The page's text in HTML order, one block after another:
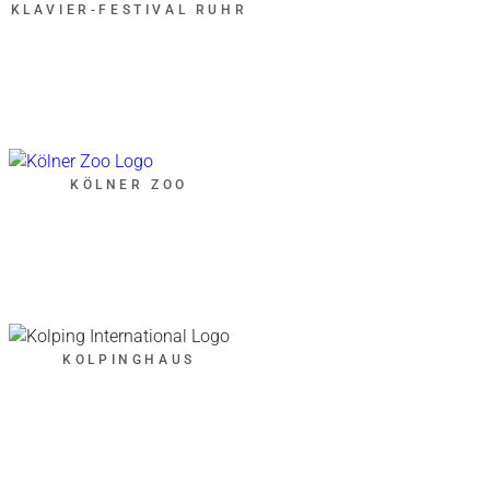
KLAVIER-FESTIVAL RUHR
KÖLNER ZOO
KOLPINGHAUS